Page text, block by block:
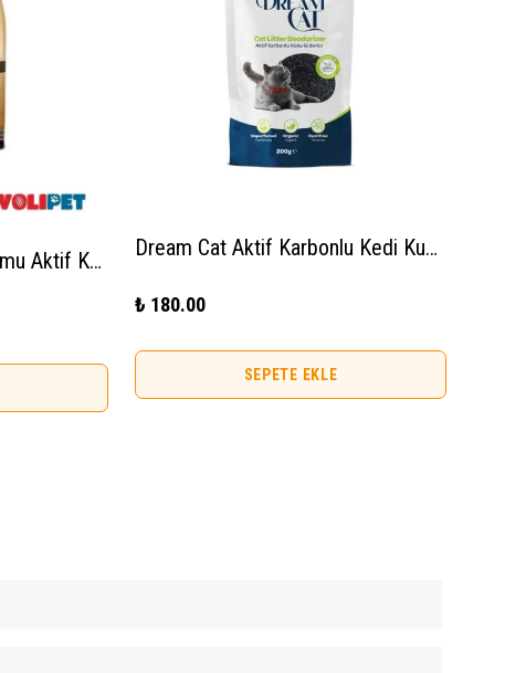
Mycat Bentonit Kedi Kumu Aktif Karbonlu (İnce Tane) 10 LT Dream Cat Aktif Karbonlu Kedi Kumu Koku Giderici
₺ 180.00
SEPETE EKLE